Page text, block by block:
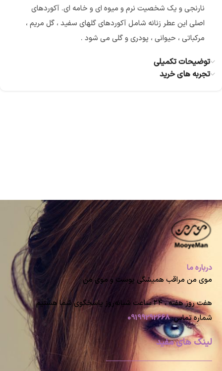
نارنجی و یک شخصیت نرم و میوه ای و خامه ای. آکوردهای
اصلی این عطر زنانه شامل آکوردهای گلهای سفید ، گل مریم ،
مرکباتی ، حیوانی ، پودری و گلی می شود .
توضیحات تکمیلی
تجربه های خرید
درباره ما
موی من مراقب همیشگی پوست و موی من
هفت روز هفته ، ۲۴ ساعت شبانه‌روز پاسخگوی شما هستیم
شماره تماس:09199292668
لینک های مفید